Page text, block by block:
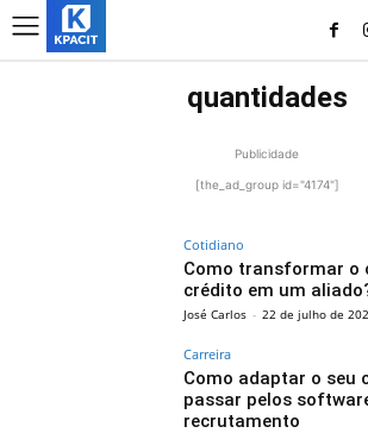
quantidades
Publicidade
[the_ad_group id="4174"]
Cotidiano
Como transformar o
crédito em um
José Carlos - 22 de julho de
Carreira
Como adaptar o seu
passar pelos
recrutamento